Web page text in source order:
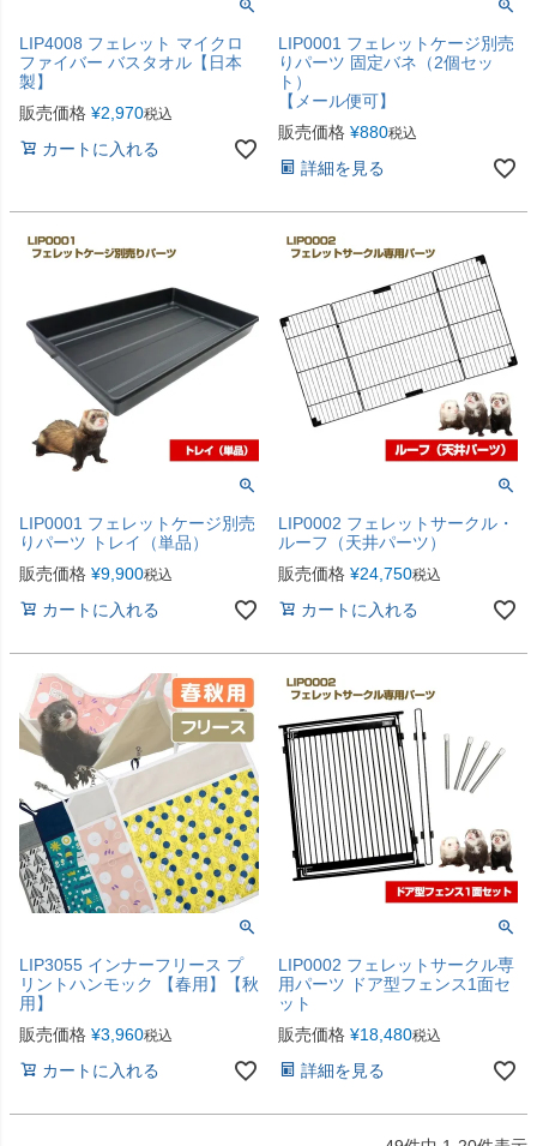
LIP4008 フェレット マイクロ
ファイバー バスタオル【日本
製】
販売価格 ¥2,970税込
カートに入れる
LIP0001 フェレットケージ別売
りパーツ 固定バネ（2個セッ
ト）
【メール便可】
販売価格 ¥880税込
詳細を見る
LIP0001 フェレットケージ別売
りパーツ トレイ（単品）
販売価格 ¥9,900税込
カートに入れる
LIP0002 フェレットサークル・
ルーフ（天井パーツ）
販売価格 ¥24,750税込
カートに入れる
LIP3055 インナーフリース プ
リントハンモック 【春用】【秋
用】
販売価格 ¥3,960税込
カートに入れる
LIP0002 フェレットサークル専
用パーツ ドア型フェンス1面セ
ット
販売価格 ¥18,480税込
詳細を見る